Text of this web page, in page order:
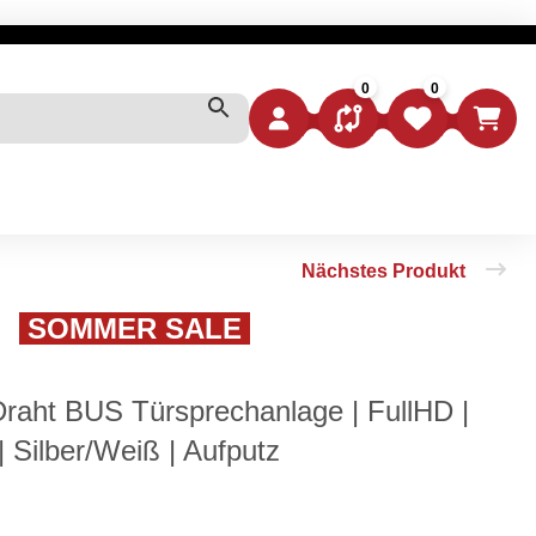
0
VERGLEICHSLISTE
0
WUNSCHZETTEL
SOMMER SALE
BUS Türsprechanlage | FullHD |
Silber/Weiß | Aufputz